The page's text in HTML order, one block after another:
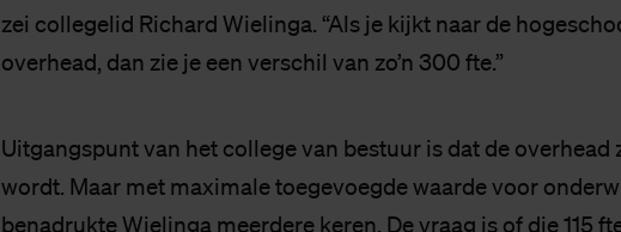
zei collegelid Richard Wielinga. “Als je kijkt naar de
overhead, dan zie je een verschil van zo’n 300 fte.”
Uitgangspunt van het college van bestuur is dat de
wordt. Maar met maximale toegevoegde waarde voor
benadrukte Wielinga meerdere keren. De vraag is of die 115